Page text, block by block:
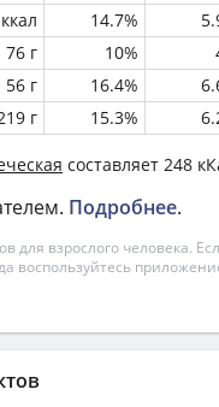
14.7%
76 г 10%
56 г 16.4%
г 15.3%
составляет 248
Подробнее.
взрослого человека.
воспользуйтесь